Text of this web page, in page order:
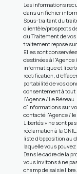
Les informations
dans un fichier
Sous-traitant du
clientèle/prospects
du Traitement de vos
traitement repose
Elles sont
destinées à l'Agence
informatique et
rectification,
portabilité de vos
consentement à
l’Agence / Le
d’informations sur
contacté l'Agence /
Libertés » ne sont
réclamation à la
liste d'opposition au
laquelle vous
Dans le cadre de la
vous invitons à ne
champ de saisie libre.